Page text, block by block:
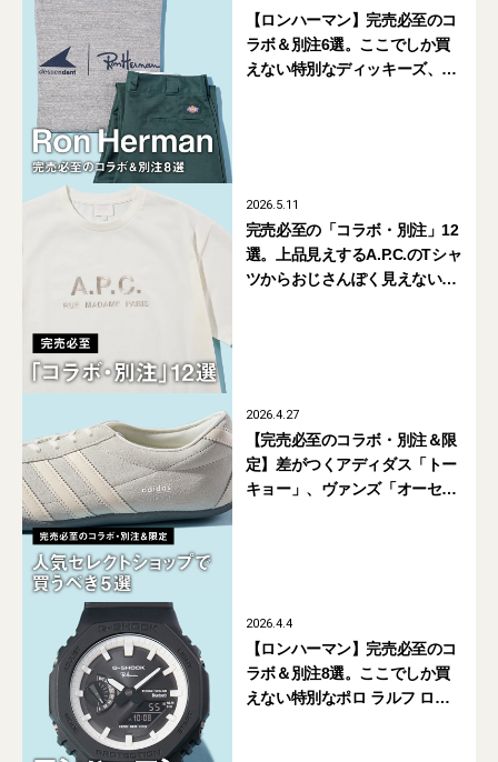
【ロンハーマン】完売必至のコ
ラボ＆別注6選。ここでしか買
えない特別なディッキーズ、
2026.5.11
完売必至の「コラボ・別注」12
選。上品見えするA.P.C.のTシャ
ツからおじさんぽく見えないラ
2026.4.27
【完売必至のコラボ・別注＆限
定】差がつくアディダス「トー
キョー」、ヴァンズ「オーセン
2026.4.4
【ロンハーマン】完売必至のコ
ラボ＆別注8選。ここでしか買
えない特別なポロ ラルフ ロー